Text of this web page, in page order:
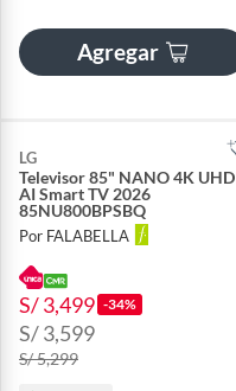
Agregar
LG
Televisor 85" NANO 4K UHD
AI Smart TV 2026
85NU800BPSBQ
Por FALABELLA
S/ 3,499 -34%
S/ 3,599
S/ 5,299